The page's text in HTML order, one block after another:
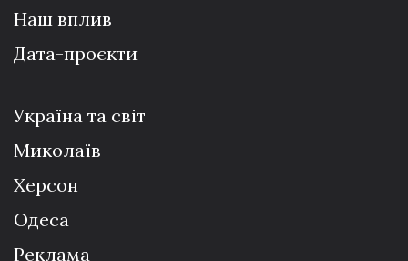
Наш вплив
Дата-проєкти
Україна та світ
Миколаїв
Херсон
Одеса
Реклама